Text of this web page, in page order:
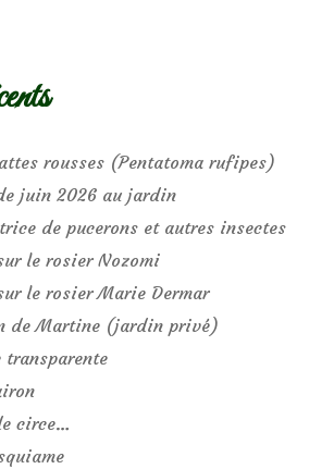
rousses (Pentatoma rufipes)
juin 2026 au jardin
de pucerons et autres insectes
le rosier Nozomi
le rosier Marie Dermar
de Martine (jardin privé)
circe…